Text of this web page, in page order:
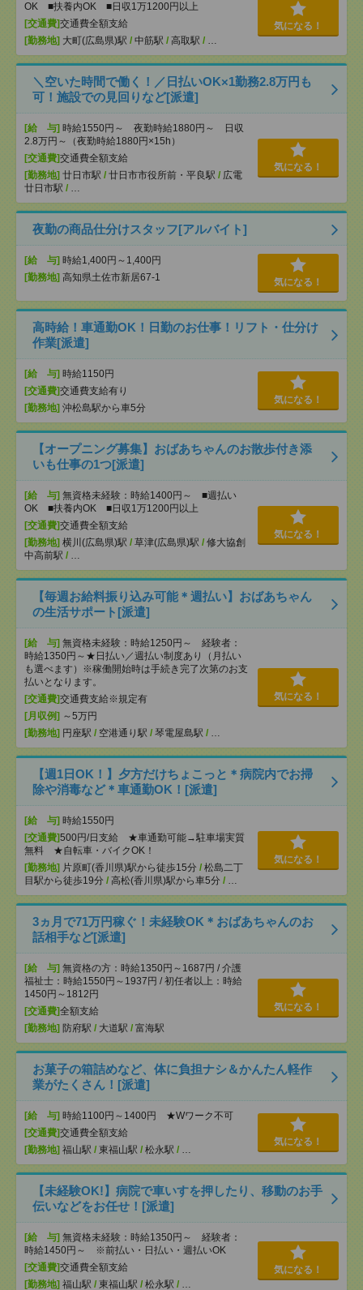
OK ■扶養内OK ■日収1万1200円以上
[交通費]交通費全額支給
[勤務地] 大町(広島県)駅 / 中筋駅 / 高取駅 / …
気になる！
＼空いた時間で働く！／日払いOK×1勤務2.8万円も
可！施設での見回りなど[派遣]
[給 与] 時給1550円～ 夜勤時給1880円～ 日収
2.8万円～（夜勤時給1880円×15h）
[交通費]交通費全額支給
[勤務地] 廿日市駅 / 廿日市市役所前・平良駅 / 広電
廿日市駅 / …
気になる！
夜勤の商品仕分けスタッフ[アルバイト]
[給 与] 時給1,400円～1,400円
[勤務地] 高知県土佐市新居67-1 気になる！
高時給！車通勤OK！日勤のお仕事！リフト・仕分け
作業[派遣]
[給 与] 時給1150円
[交通費]交通費支給有り
[勤務地] 沖松島駅から車5分
気になる！
【オープニング募集】おばあちゃんのお散歩付き添
いも仕事の1つ[派遣]
[給 与] 無資格未経験：時給1400円～ ■週払い
OK ■扶養内OK ■日収1万1200円以上
[交通費]交通費全額支給
[勤務地] 横川(広島県)駅 / 草津(広島県)駅 / 修大協創
中高前駅 / …
気になる！
【毎週お給料振り込み可能＊週払い】おばあちゃん
の生活サポート[派遣]
[給 与] 無資格未経験：時給1250円～ 経験者：
時給1350円～★日払い／週払い制度あり（月払い
も選べます）※稼働開始時は手続き完了次第のお支
払いとなります。
[交通費]交通費支給※規定有
[月収例] ～5万円
[勤務地] 円座駅 / 空港通り駅 / 琴電屋島駅 / …
気になる！
【週1日OK！】夕方だけちょこっと＊病院内でお掃
除や消毒など＊車通勤OK！[派遣]
[給 与] 時給1550円
[交通費]500円/日支給 ★車通勤可能→駐車場実質
無料 ★自転車・バイクOK！
[勤務地] 片原町(香川県)駅から徒歩15分 / 松島二丁
目駅から徒歩19分 / 高松(香川県)駅から車5分 / …
気になる！
3ヵ月で71万円稼ぐ！未経験OK＊おばあちゃんのお
話相手など[派遣]
[給 与] 無資格の方：時給1350円～1687円 / 介護
福祉士：時給1550円～1937円 / 初任者以上：時給
1450円～1812円
[交通費]全額支給
[勤務地] 防府駅 / 大道駅 / 富海駅
気になる！
お菓子の箱詰めなど、体に負担ナシ＆かんたん軽作
業がたくさん！[派遣]
[給 与] 時給1100円～1400円 ★Wワーク不可
[交通費]交通費全額支給
[勤務地] 福山駅 / 東福山駅 / 松永駅 / …
気になる！
【未経験OK!】病院で車いすを押したり、移動のお手
伝いなどをお任せ！[派遣]
[給 与] 無資格未経験：時給1350円～ 経験者：
時給1450円～ ※前払い・日払い・週払いOK
[交通費]交通費全額支給
[勤務地] 福山駅 / 東福山駅 / 松永駅 / …
気になる！